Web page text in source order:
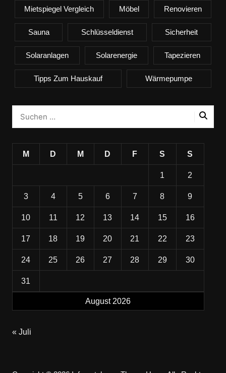
Mietspiegel Vergleich Möbel Renovieren
Sauna Schlüsseldienst Sicherheit
Solaranlagen Solarenergie Tapezieren
Tipps Zum Hauskauf Wärmepumpe
August 2026
M D M D F S S
1 2
3 4 5 6 7 8 9
10 11 12 13 14 15 16
17 18 19 20 21 22 23
24 25 26 27 28 29 30
31
« Juli